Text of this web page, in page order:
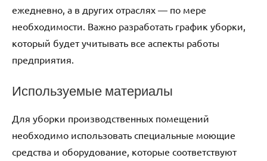
ежедневно, а в других отраслях — по мере
необходимости. Важно разработать график уборки,
который будет учитывать все аспекты работы
предприятия.
Используемые материалы
Для уборки производственных помещений
необходимо использовать специальные моющие
средства и оборудование, которые соответствуют